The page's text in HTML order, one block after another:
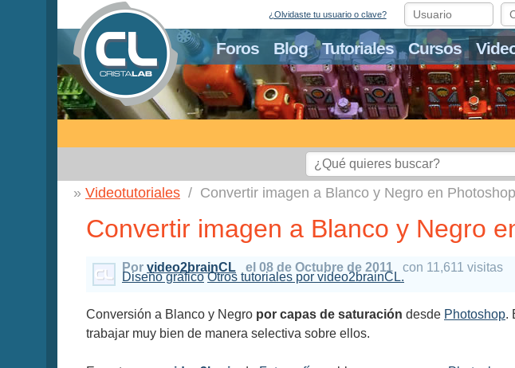
Foros Blog Tutoriales Cursos
¿Olvidaste tu usuario o clave?
Videotutoriales Convertir imagen a Blanco y Negro en Photoshop
Convertir imagen a Blanco y Negro
Por video2brainCL el 08 de Octubre de 2011 con 11,611 visitas
Diseño gráfico Otros tutoriales por video2brainCL.
Conversión a Blanco y Negro por capas de saturación desde Photoshop.
trabajar muy bien de manera selectiva sobre ellos.